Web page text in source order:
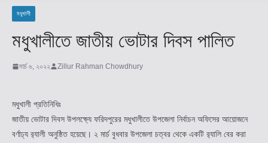
মধুখালী
মধুখালীতে জাতীয় ভোটার দিবস পালিত
মার্চ ৬, ২০২২ Zillur Rahman Chowdhury
মধুখালী প্রতিনিধিঃ
জাতীয় ভোটার দিবস উপলক্ষ্যে ফরিদপুরের মধুখালীতে উপজেলা নির্বাচন অফিসের আয়োজনে
বর্ণাঢ্য র‌্যালী অনুষ্ঠিত হয়েছে। ২ মার্চ বুধবার উপজেলা চত্বর থেকে একটি র‌্যালি বের করা